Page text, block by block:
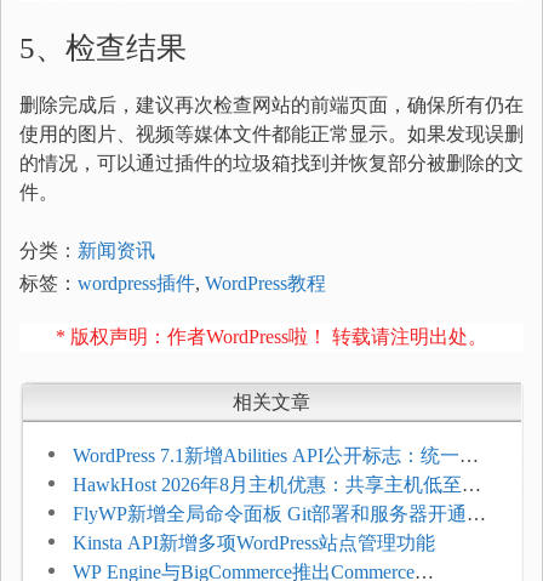
5、检查结果
删除完成后，建议再次检查网站的前端页面，确保所有仍在
使用的图片、视频等媒体文件都能正常显示。如果发现误删
的情况，可以通过插件的垃圾箱找到并恢复部分被删除的文
件。
分类： 新闻资讯
标签： wordpress插件, WordPress教程
* 版权声明：作者WordPress啦！ 转载请注明出处。
相关文章
WordPress 7.1新增Abilities API公开标志：统一支
持REST API、MCP与AI代理
HawkHost 2026年8月主机优惠：共享主机低至
$2.61/月，高性能主机同步折扣
FlyWP新增全局命令面板 Git部署和服务器开通更
方便
Kinsta API新增多项WordPress站点管理功能
WP Engine与BigCommerce推出Commerce